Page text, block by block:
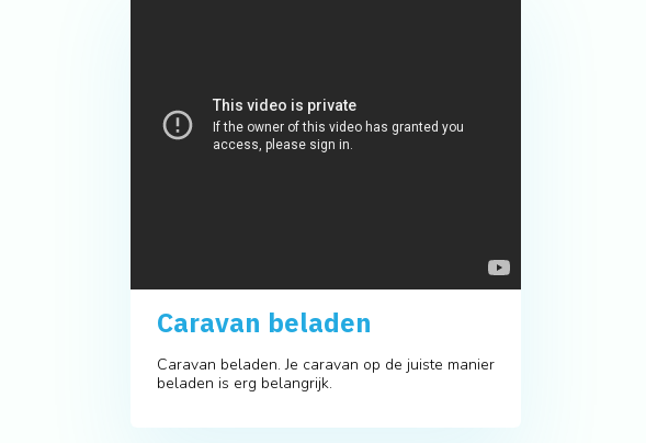
Caravan beladen
Caravan beladen. Je caravan op de juiste manier
beladen is erg belangrijk.